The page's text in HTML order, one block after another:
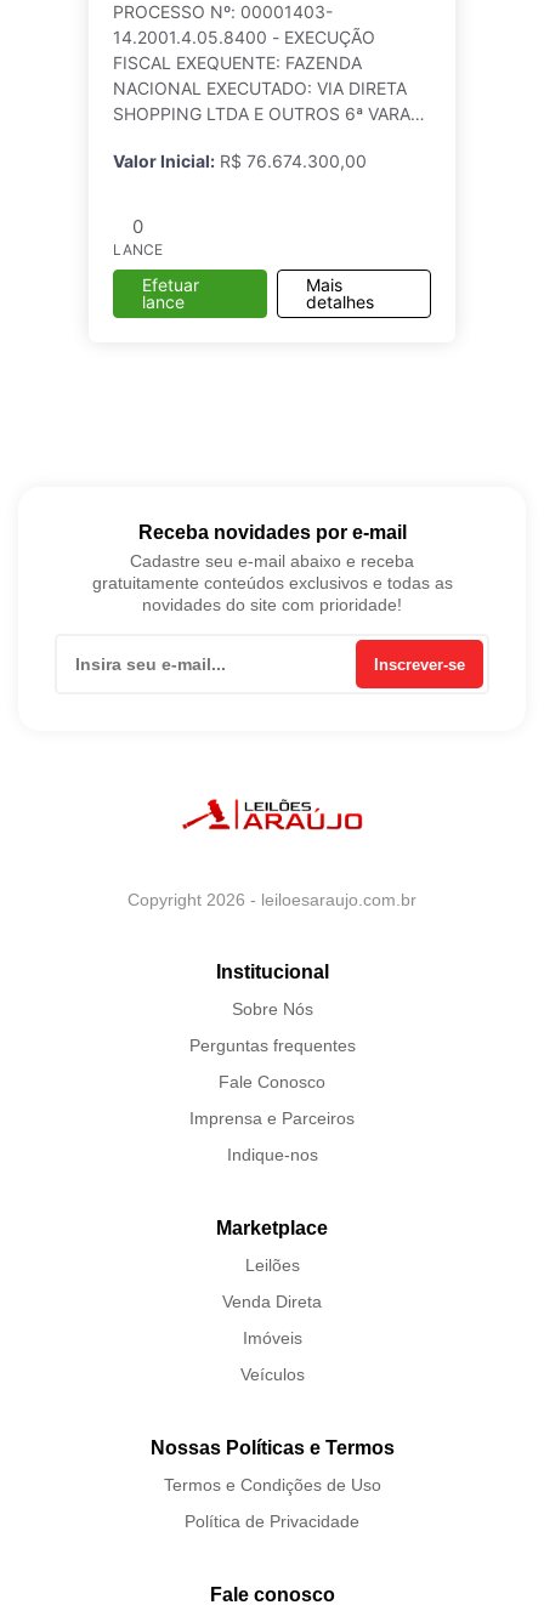
PROCESSO Nº: 00001403-
14.2001.4.05.8400 - EXECUÇÃO
FISCAL EXEQUENTE: FAZENDA
NACIONAL EXECUTADO: VIA DIRETA
SHOPPING LTDA E OUTROS 6ª VARA
TITULAR) VALOR DA DÍVIDA: R$
Valor Inicial: R$ 76.674.300,00
0
LANCE
Efetuar
lance
Mais
detalhes
Receba novidades por e-mail
Cadastre seu e-mail abaixo e receba
gratuitamente conteúdos exclusivos e todas as
novidades do site com prioridade!
Inscrever-se
Copyright 2026 - leiloesaraujo.com.br
Institucional
Sobre Nós
Perguntas frequentes
Fale Conosco
Imprensa e Parceiros
Indique-nos
Marketplace
Leilões
Venda Direta
Imóveis
Veículos
Nossas Políticas e Termos
Termos e Condições de Uso
Política de Privacidade
Fale conosco